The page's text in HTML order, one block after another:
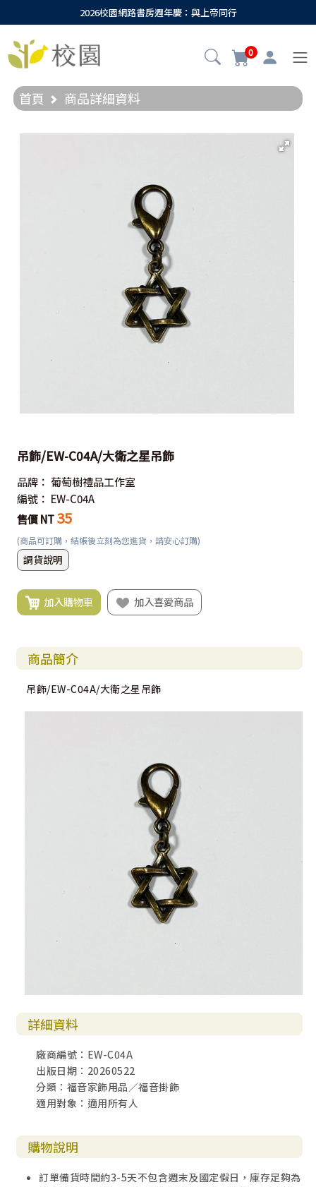
2026校園網路書房週年慶：與上帝同行
0
首頁 商品詳細資料
吊飾/EW-C04A/大衛之星吊飾
品牌： 葡萄樹禮品工作室
編號： EW-C04A
售價 NT 35
(商品可訂購，結帳後立刻為您進貨，請安心訂購)
調貨說明
加入購物車 加入喜愛商品
商品簡介
吊飾/EW-C04A/大衛之星吊飾
詳細資料
廠商編號：EW-C04A
出版日期：20260522
分類：福音家飾用品／福音掛飾
適用對象：適用所有人
購物說明
訂單備貨時間約3-5天不包含週末及國定假日，庫存足夠為